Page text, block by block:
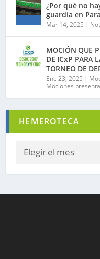
¿Por qué no
guardia en
Mar 14, 2025 |
MOCIÓN QUE
DE ICxP PARA
TORNEO DE
Ene 23, 2025 |
Mociones
HEMEROTECA